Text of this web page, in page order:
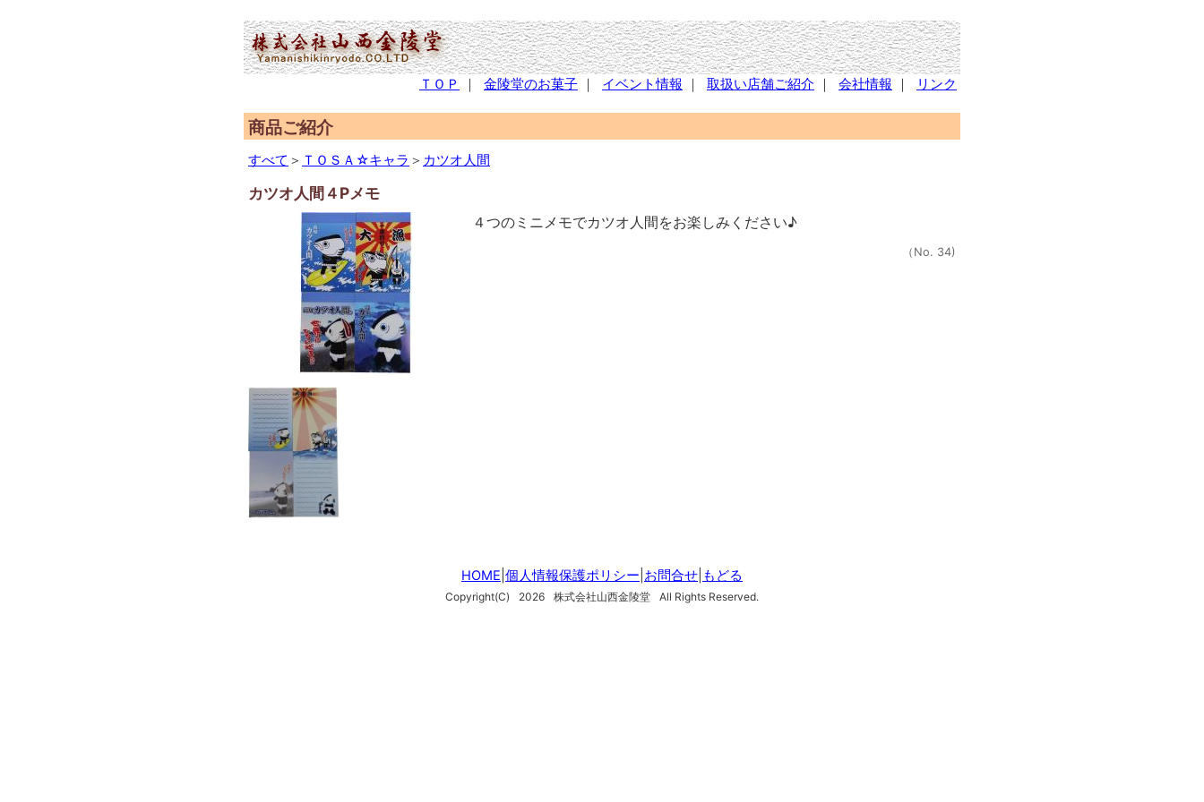
ＴＯＰ ｜ 金陵堂のお菓子 ｜ イベント情報 ｜ 取扱い店舗ご紹介 ｜ 会社情報 ｜ リンク
商品ご紹介
すべて ＞ ＴＯＳＡ☆キャラ ＞ カツオ人間
カツオ人間４Pメモ
４つのミニメモでカツオ人間をお楽しみください♪
（No. 34)
HOME 個人情報保護ポリシー お問合せ もどる
Copyright(C) 2026 株式会社山西金陵堂 All Rights Reserved.